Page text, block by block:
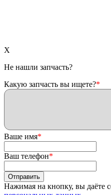
X
Не нашли запчасть?
Какую запчасть вы ищете?*
Ваше имя*
Ваш телефон*
Нажимая на кнопку, вы даёте